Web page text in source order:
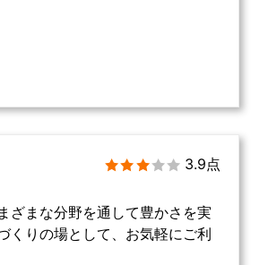
3.9点
ざまな分野を通して豊かさを実
くりの場として、お気軽にご利